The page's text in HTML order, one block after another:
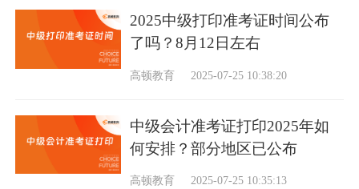
2025中级打印准考证时间公布
了吗？8月12日左右
高顿教育 2025-07-25 10:38:20
中级会计准考证打印2025年如
何安排？部分地区已公布
高顿教育 2025-07-25 10:35:13